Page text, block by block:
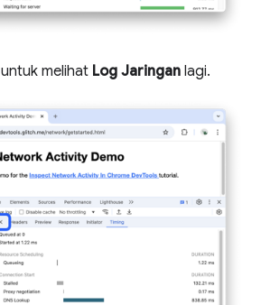
untuk melihat Log Jaringan lagi.